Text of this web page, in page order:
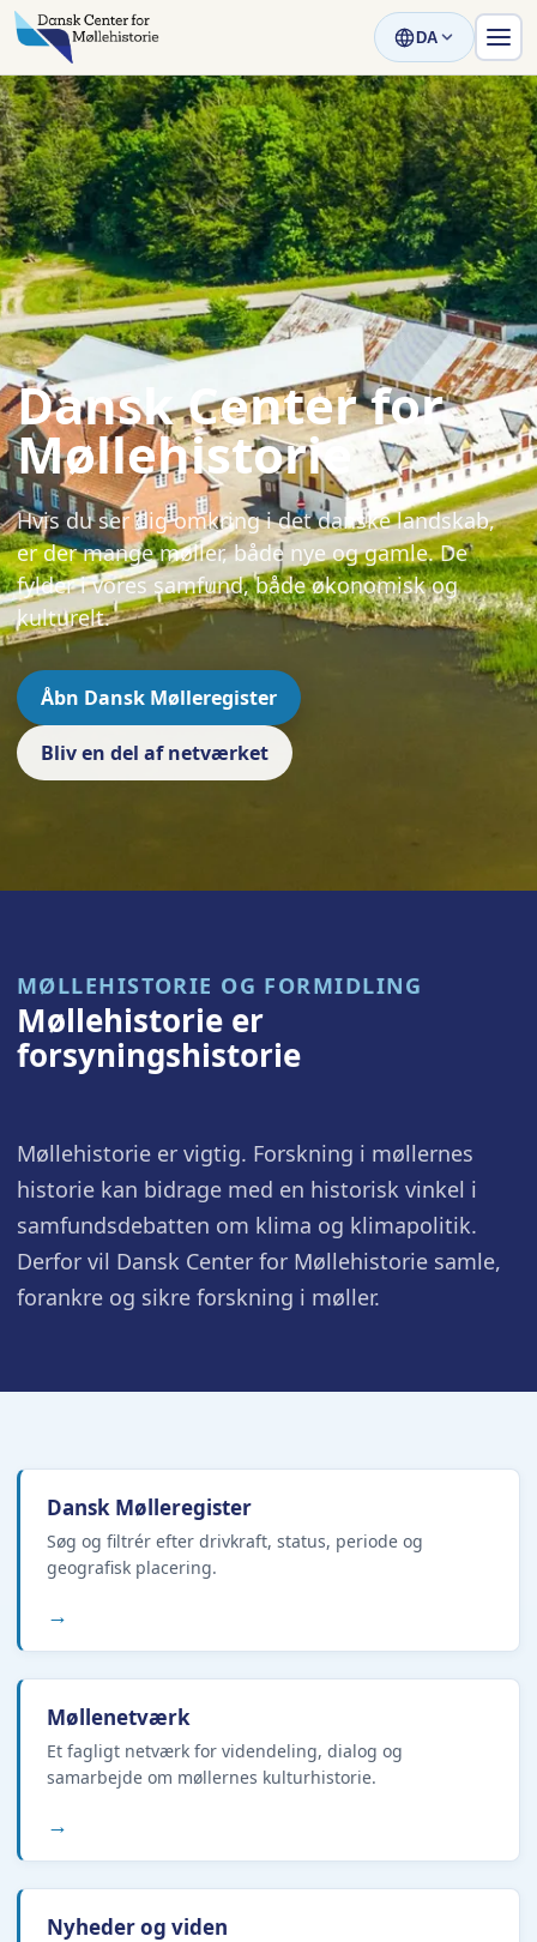
DA
Dansk Center for
Møllehistorie
Hvis du ser dig omkring i det danske landskab,
er der mange møller, både nye og gamle. De
fylder i vores samfund, både økonomisk og
kulturelt.
Åbn Dansk Mølleregister
Bliv en del af netværket
MØLLEHISTORIE OG FORMIDLING
Møllehistorie er
forsyningshistorie
Møllehistorie er vigtig. Forskning i møllernes
historie kan bidrage med en historisk vinkel i
samfundsdebatten om klima og klimapolitik.
Derfor vil Dansk Center for Møllehistorie samle,
forankre og sikre forskning i møller.
Dansk Mølleregister
Søg og filtrér efter drivkraft, status, periode og
geografisk placering.
→
Møllenetværk
Et fagligt netværk for videndeling, dialog og
samarbejde om møllernes kulturhistorie.
→
Nyheder og viden